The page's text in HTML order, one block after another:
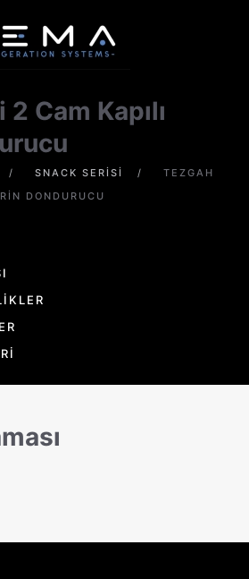
Cam Kapılı
SNACK SERISI
TEZGAH
DONDURUCU